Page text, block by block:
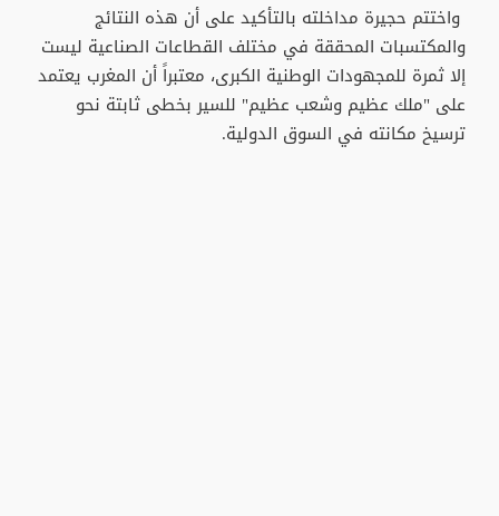
واختتم حجيرة مداخلته بالتأكيد على أن هذه النتائج
والمكتسبات المحققة في مختلف القطاعات الصناعية ليست
إلا ثمرة للمجهودات الوطنية الكبرى، معتبراً أن المغرب يعتمد
على "ملك عظيم وشعب عظيم" للسير بخطى ثابتة نحو
ترسيخ مكانته في السوق الدولية.